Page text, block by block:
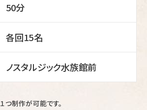
50分
各回15名
ノスタルジック水族館前
つ制作が可能です。